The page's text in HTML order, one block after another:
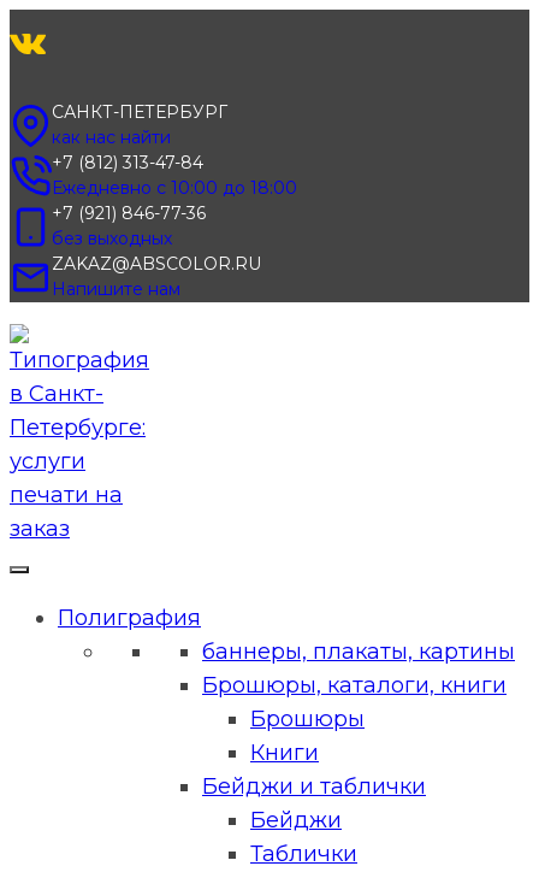
к
САНКТ-ПЕТЕРБУРГ
как нас найти
+7 (812) 313-47-84
Ежедневно с 10:00 до 18:00
+7 (921) 846-77-36
без выходных
ZAKAZ@ABSCOLOR.RU
Напишите нам
Полиграфия
баннеры, плакаты, картины
Брошюры, каталоги, книги
Брошюры
Книги
Бейджи и таблички
Бейджи
Таблички